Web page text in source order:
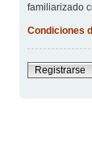
familiarizado
Condiciones
Registrarse